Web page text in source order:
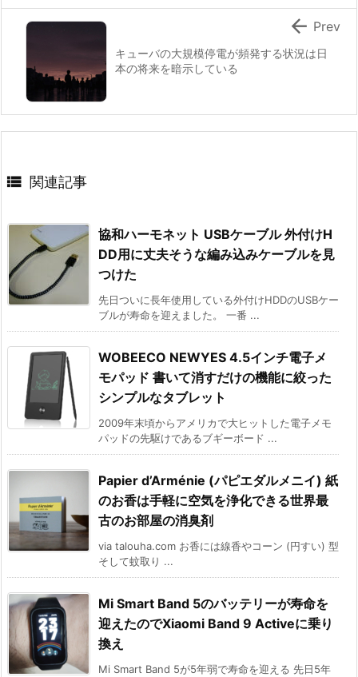
キューバの大規模停電が頻発する状況は日
本の将来を暗示している
 Prev
 関連記事
協和ハーモネット USBケーブル 外付けH
DD用に丈夫そうな編み込みケーブルを見
つけた
先日ついに長年使用している外付けHDDのUSBケー
ブルが寿命を迎えました。 一番 ...
WOBEECO NEWYES 4.5インチ電子メ
モパッド 書いて消すだけの機能に絞った
シンプルなタブレット
2009年末頃からアメリカで大ヒットした電子メモ
パッドの先駆けであるブギーボード ...
Papier d’Arménie (パピエダルメニイ) 紙
のお香は手軽に空気を浄化できる世界最
古のお部屋の消臭剤
via talouha.com お香には線香やコーン (円すい) 型
そして蚊取り ...
Mi Smart Band 5のバッテリーが寿命を
迎えたのでXiaomi Band 9 Activeに乗り
換え
Mi Smart Band 5が5年弱で寿命を迎える 先日5年